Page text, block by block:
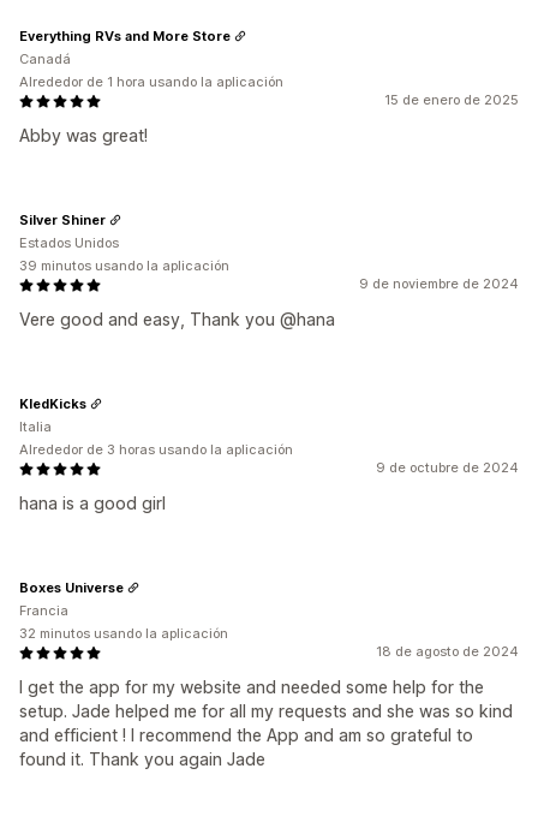
15 de enero de 2025
Abby was great!
Everything RVs and More Store
Canadá
Alrededor de 1 hora usando la aplicación
9 de noviembre de 2024
Vere good and easy, Thank you @hana
Silver Shiner
Estados Unidos
39 minutos usando la aplicación
9 de octubre de 2024
hana is a good girl
KledKicks
Italia
Alrededor de 3 horas usando la aplicación
18 de agosto de 2024
I get the app for my website and needed some help for the
setup. Jade helped me for all my requests and she was so kind
and efficient ! I recommend the App and am so grateful to
found it. Thank you again Jade
Boxes Universe
Francia
32 minutos usando la aplicación